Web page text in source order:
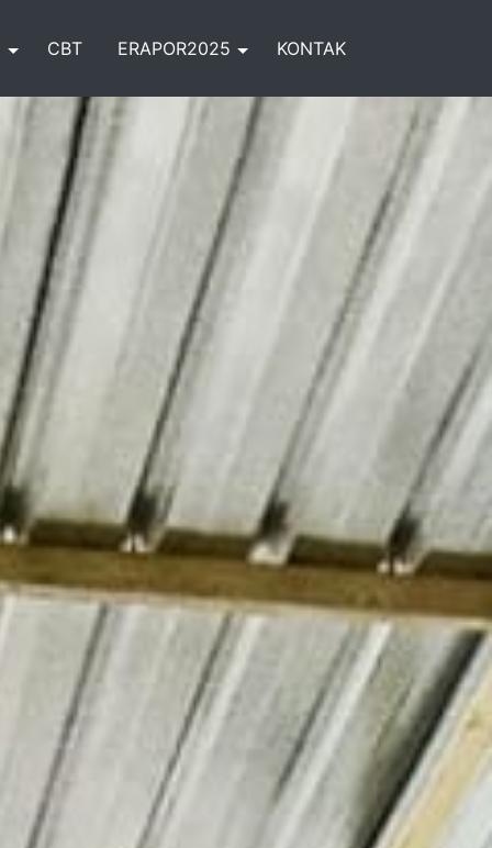
CBT ERAPOR2025 KONTAK